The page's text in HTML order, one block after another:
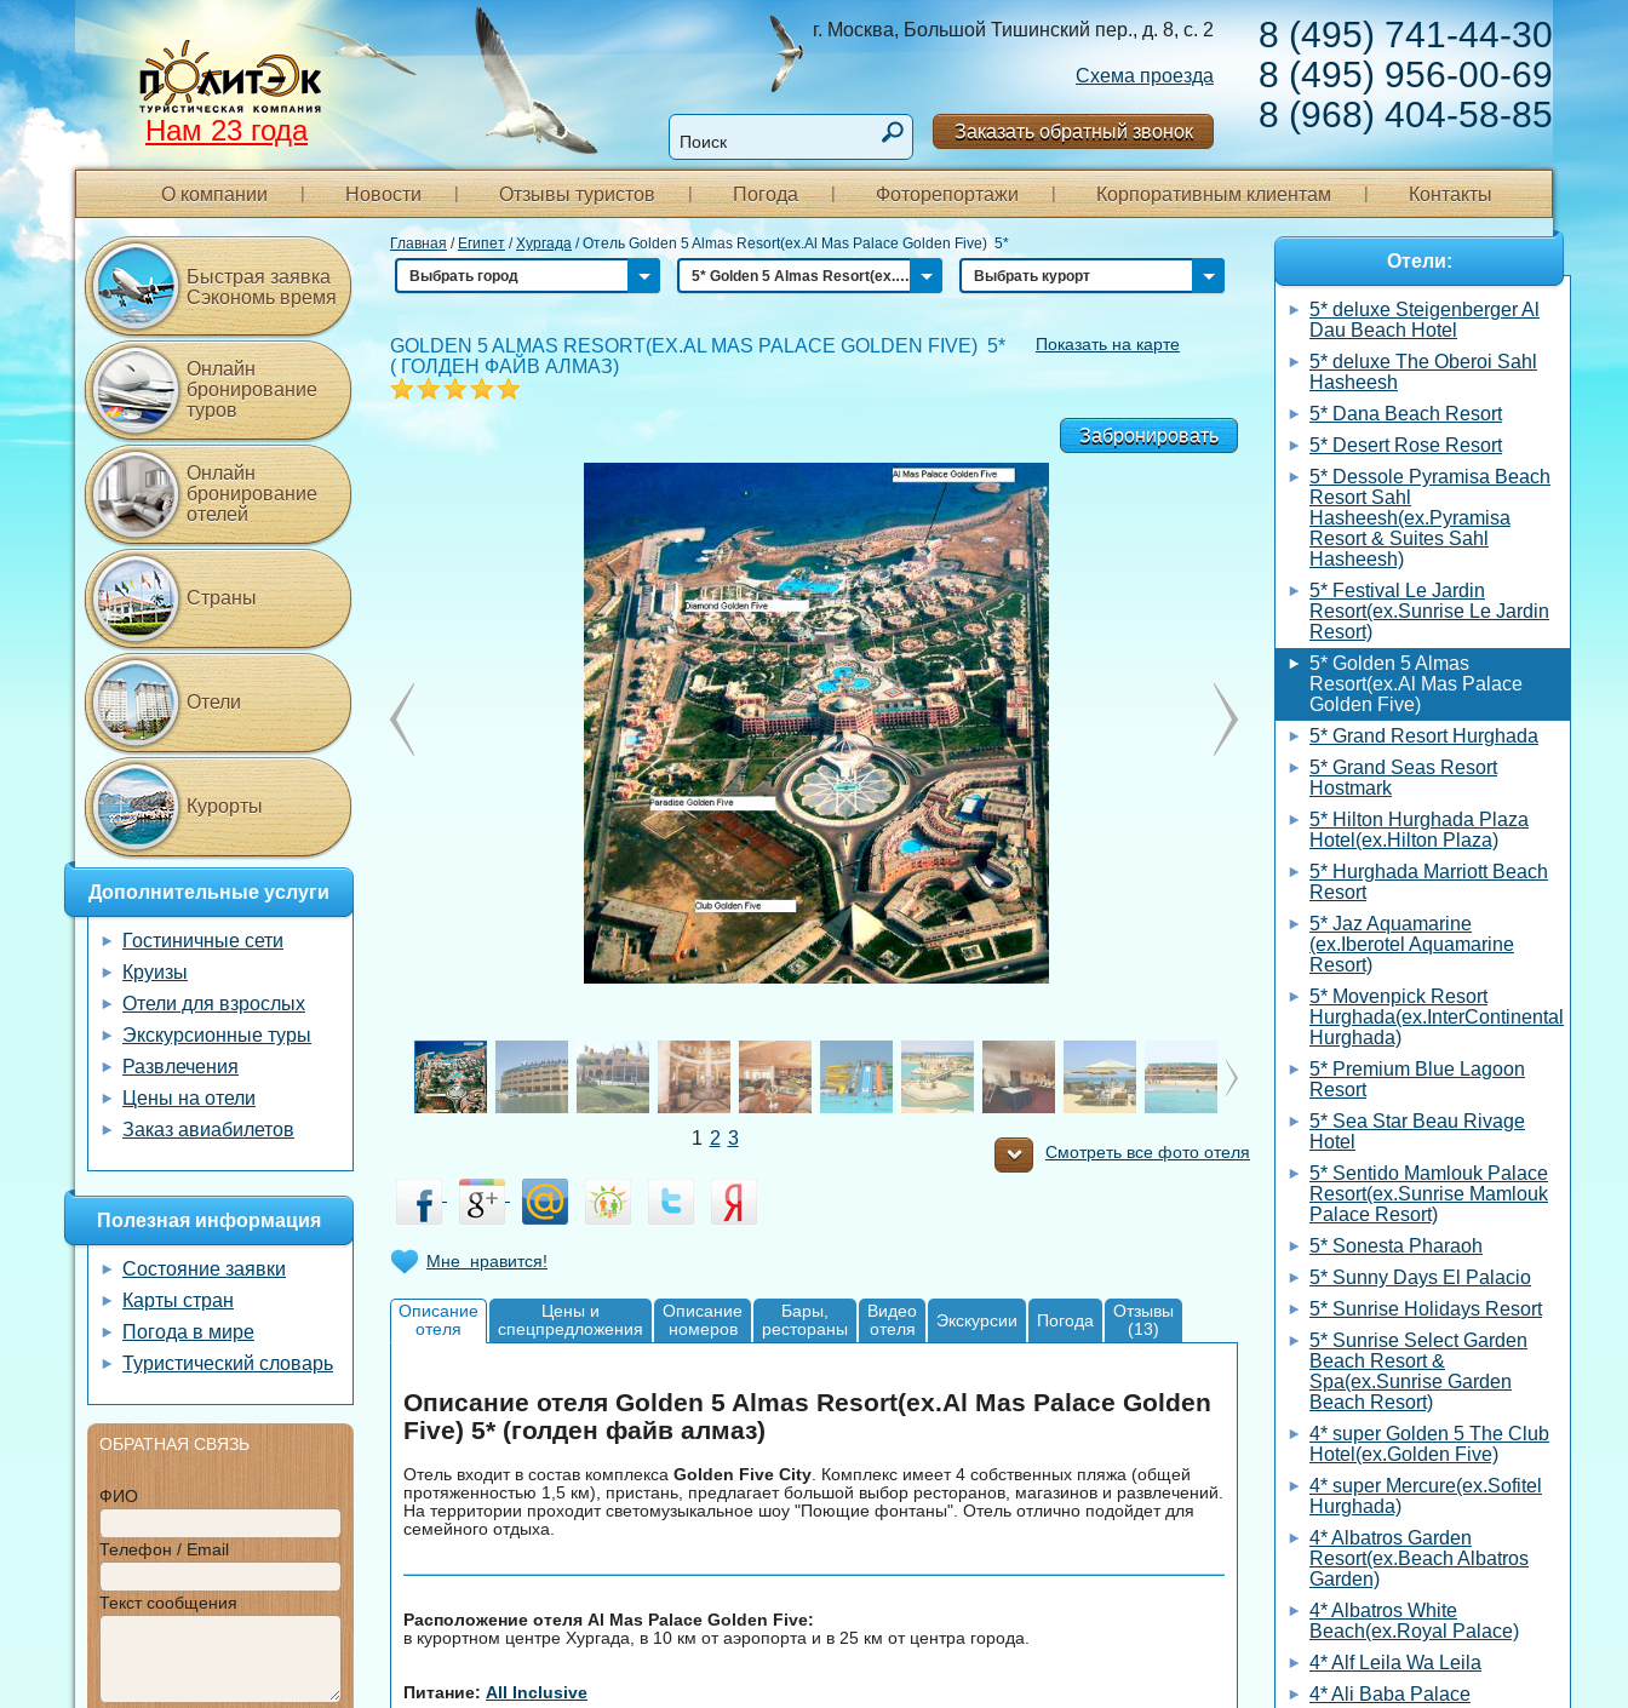
8 (495) 741-44-30
8 (495) 956-00-69
8 (968) 404-58-85
г. Москва, Большой Тишинский пер., д. 8, с. 2
Схема проезда
Заказать обратный звонок
Нам 23 года
О компании Новости Отзывы туристов Погода Фоторепортажи Корпоративным клиентам Контакты
Главная / Египет /Хургада /Отель Golden 5 Almas Resort(ex.Al Mas Palace Golden Five) 5*
Выбрать город
5* Golden 5 Almas Resort(ex.Al Mas Palace Golden Five) Выбрать курорт
GOLDEN 5 ALMAS RESORT(EX.AL MAS PALACE GOLDEN FIVE) 5*
( ГОЛДЕН ФАЙВ АЛМАЗ)
Показать на карте
Забронировать
Смотреть все фото отеля
1 2 3
Мне нравится!
Описание
отеля
Цены и
спецпредложения
Описание
номеров
Бары,
рестораны
Видео
отеля
Экскурсии Погода
Отзывы
(13)
Описание отеля Golden 5 Almas Resort(ex.Al Mas Palace Golden
Five) 5* (голден файв алмаз)
Отель входит в состав комплекса Golden Five City . Комплекс имеет 4 собственных пляжа (общей
протяженностью 1,5 км), пристань, предлагает большой выбор ресторанов, магазинов и развлечений.
На территории проходит светомузыкальное шоу "Поющие фонтаны". Отель отлично подойдет для
семейного отдыха.
Расположение отеля Al Mas Palace Golden Five:
в курортном центре Хургада, в 10 км от аэропорта и в 25 км от центра города.
Питание: All Inclusive
Быстрая заявка
Сэкономь время
Онлайн
бронирование
туров
Онлайн
бронирование
отелей
Страны
Отели
Курорты
Дополнительные услуги
Гостиничные сети
Круизы
Отели для взрослых
Экскурсионные туры
Развлечения
Цены на отели
Заказ авиабилетов
Полезная информация
Состояние заявки
Карты стран
Погода в мире
Туристический словарь
ОБРАТНАЯ СВЯЗЬ
ФИО
Телефон / Email
Текст сообщения
Отели:
5* deluxe Steigenberger Al
Dau Beach Hotel
5* deluxe The Oberoi Sahl
Hasheesh
5* Dana Beach Resort
5* Desert Rose Resort
5* Dessole Pyramisa Beach
Resort Sahl
Hasheesh(ex.Pyramisa
Resort & Suites Sahl
Hasheesh)
5* Festival Le Jardin
Resort(ex.Sunrise Le Jardin
Resort)
5* Golden 5 Almas
Resort(ex.Al Mas Palace
Golden Five)
5* Grand Resort Hurghada
5* Grand Seas Resort
Hostmark
5* Hilton Hurghada Plaza
Hotel(ex.Hilton Plaza)
5* Hurghada Marriott Beach
Resort
5* Jaz Aquamarine
(ex.Iberotel Aquamarine
Resort)
5* Movenpick Resort
Hurghada(ex.InterContinental
Hurghada)
5* Premium Blue Lagoon
Resort
5* Sea Star Beau Rivage
Hotel
5* Sentido Mamlouk Palace
Resort(ex.Sunrise Mamlouk
Palace Resort)
5* Sonesta Pharaoh
5* Sunny Days El Palacio
5* Sunrise Holidays Resort
5* Sunrise Select Garden
Beach Resort &
Spa(ex.Sunrise Garden
Beach Resort)
4* super Golden 5 The Club
Hotel(ex.Golden Five)
4* super Mercure(ex.Sofitel
Hurghada)
4* Albatros Garden
Resort(ex.Beach Albatros
Garden)
4* Albatros White
Beach(ex.Royal Palace)
4* Alf Leila Wa Leila
4* Ali Baba Palace